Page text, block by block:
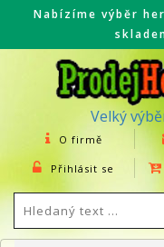
Nabízíme výběr
Velký
O firmě
Přihlásit se